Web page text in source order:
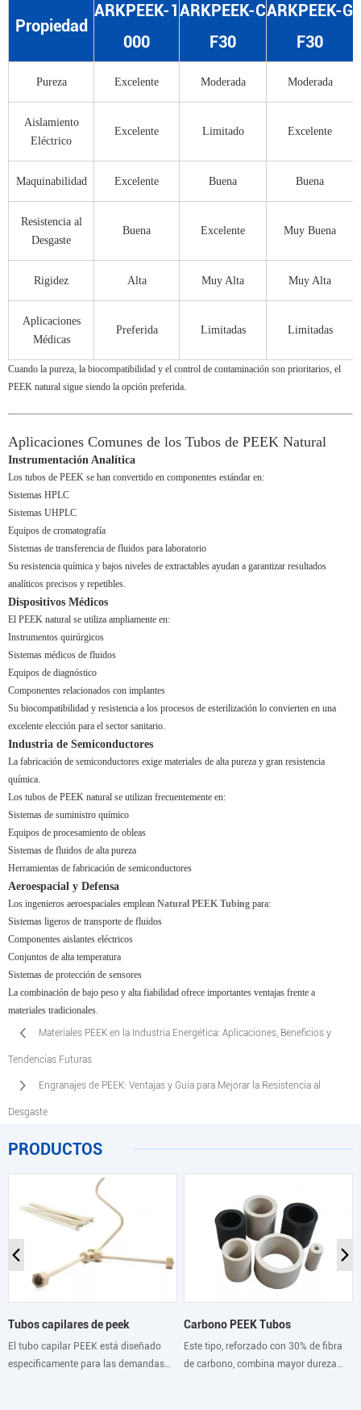
Propiedad
ARKPEEK-1
000
ARKPEEK-C
F30
ARKPEEK-G
F30
Pureza Excelente Moderada Moderada
Aislamiento
Eléctrico
Excelente Limitado Excelente
Maquinabilidad Excelente Buena Buena
Resistencia al
Desgaste
Buena Excelente Muy Buena
Rigidez Alta Muy Alta Muy Alta
Aplicaciones
Médicas
Preferida Limitadas Limitadas
Cuando la pureza, la biocompatibilidad y el control de contaminación son prioritarios, el
PEEK natural sigue siendo la opción preferida.
Aplicaciones Comunes de los Tubos de PEEK Natural
Instrumentación Analítica
Los tubos de PEEK se han convertido en componentes estándar en:
Sistemas HPLC
Sistemas UHPLC
Equipos de cromatografía
Sistemas de transferencia de fluidos para laboratorio
Su resistencia química y bajos niveles de extractables ayudan a garantizar resultados
analíticos precisos y repetibles.
Dispositivos Médicos
El PEEK natural se utiliza ampliamente en:
Instrumentos quirúrgicos
Sistemas médicos de fluidos
Equipos de diagnóstico
Componentes relacionados con implantes
Su biocompatibilidad y resistencia a los procesos de esterilización lo convierten en una
excelente elección para el sector sanitario.
Industria de Semiconductores
La fabricación de semiconductores exige materiales de alta pureza y gran resistencia
química.
Los tubos de PEEK natural se utilizan frecuentemente en:
Sistemas de suministro químico
Equipos de procesamiento de obleas
Sistemas de fluidos de alta pureza
Herramientas de fabricación de semiconductores
Aeroespacial y Defensa
Los ingenieros aeroespaciales emplean Natural PEEK Tubing para:
Sistemas ligeros de transporte de fluidos
Componentes aislantes eléctricos
Conjuntos de alta temperatura
Sistemas de protección de sensores
La combinación de bajo peso y alta fiabilidad ofrece importantes ventajas frente a
materiales tradicionales.
Materiales PEEK en la Industria Energética: Aplicaciones, Beneficios y
Tendencias Futuras
Engranajes de PEEK: Ventajas y Guía para Mejorar la Resistencia al
Desgaste
PRODUCTOS
Tubos capilares de peek
El tubo capilar PEEK está diseñado
específicamente para las demandas
Carbono PEEK Tubos
Este tipo, reforzado con 30% de fibra
de carbono, combina mayor dureza